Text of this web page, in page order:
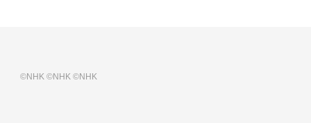
©NHK©NHK©NHK